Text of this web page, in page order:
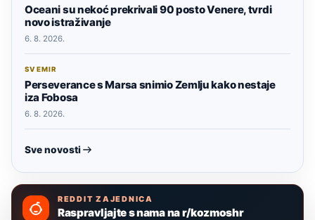
Oceani su nekoć prekrivali 90 posto Venere, tvrdi
novo istraživanje
6. 8. 2026.
SVEMIR
Perseverance s Marsa snimio Zemlju kako nestaje
iza Fobosa
6. 8. 2026.
Sve novosti
REDDIT ZAJEDNICA
Raspravljajte s nama na r/kozmoshr